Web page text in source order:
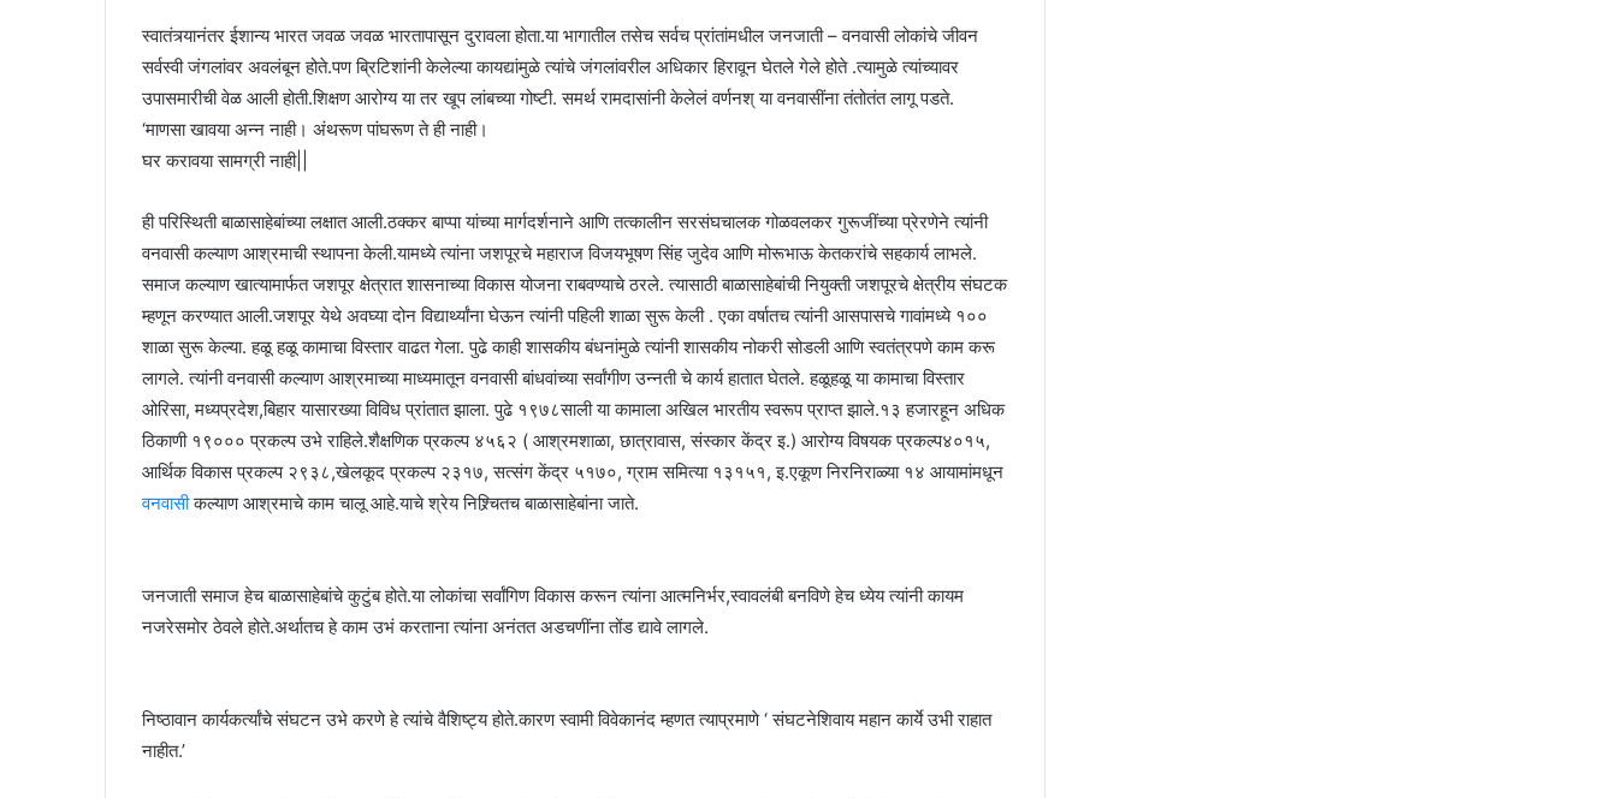
स्वातंत्र्यानंतर ईशान्य भारत जवळ जवळ भारतापासून दुरावला होता.या भागातील तसेच सर्वच प्रांतांमधील जनजाती – वनवासी लोकांचे जीवन
सर्वस्वी जंगलांवर अवलंबून होते.पण ब्रिटिशांनी केलेल्या कायद्यांमुळे त्यांचे जंगलांवरील अधिकार हिरावून घेतले गेले होते .त्यामुळे त्यांच्यावर
उपासमारीची वेळ आली होती.शिक्षण आरोग्य या तर खूप लांबच्या गोष्टी. समर्थ रामदासांनी केलेलं वर्णनश् या वनवासींना तंतोतंत लागू पडते.
‘माणसा खावया अन्न नाही। अंथरूण पांघरूण ते ही नाही।
घर करावया सामग्री नाही||
ही परिस्थिती बाळासाहेबांच्या लक्षात आली.ठक्कर बाप्पा यांच्या मार्गदर्शनाने आणि तत्कालीन सरसंघचालक गोळवलकर गुरूजींच्या प्रेरणेने त्यांनी
वनवासी कल्याण आश्रमाची स्थापना केली.यामध्ये त्यांना जशपूरचे महाराज विजयभूषण सिंह जुदेव आणि मोरूभाऊ केतकरांचे सहकार्य लाभले.
समाज कल्याण खात्यामार्फत जशपूर क्षेत्रात शासनाच्या विकास योजना राबवण्याचे ठरले. त्यासाठी बाळासाहेबांची नियुक्ती जशपूरचे क्षेत्रीय संघटक
म्हणून करण्यात आली.जशपूर येथे अवघ्या दोन विद्यार्थ्यांना घेऊन त्यांनी पहिली शाळा सुरू केली . एका वर्षातच त्यांनी आसपासचे गावांमध्ये १००
शाळा सुरू केल्या. हळू हळू कामाचा विस्तार वाढत गेला. पुढे काही शासकीय बंधनांमुळे त्यांनी शासकीय नोकरी सोडली आणि स्वतंत्रपणे काम करू
लागले. त्यांनी वनवासी कल्याण आश्रमाच्या माध्यमातून वनवासी बांधवांच्या सर्वांगीण उन्नती चे कार्य हातात घेतले. हळूहळू या कामाचा विस्तार
ओरिसा, मध्यप्रदेश,बिहार यासारख्या विविध प्रांतात झाला. पुढे १९७८साली या कामाला अखिल भारतीय स्वरूप प्राप्त झाले.१३ हजारहून अधिक
ठिकाणी १९००० प्रकल्प उभे राहिले.शैक्षणिक प्रकल्प ४५६२ ( आश्रमशाळा, छात्रावास, संस्कार केंद्र इ.) आरोग्य विषयक प्रकल्प४०१५,
आर्थिक विकास प्रकल्प २९३८,खेलकूद प्रकल्प २३१७, सत्संग केंद्र ५१७०, ग्राम समित्या १३१५१, इ.एकूण निरनिराळ्या १४ आयामांमधून
वनवासीकल्याण आश्रमाचे काम चालू आहे.याचे श्रेय निश्र्चितच बाळासाहेबांना जाते.
जनजाती समाज हेच बाळासाहेबांचे कुटुंब होते.या लोकांचा सर्वांगिण विकास करून त्यांना आत्मनिर्भर,स्वावलंबी बनविणे हेच ध्येय त्यांनी कायम
नजरेसमोर ठेवले होते.अर्थातच हे काम उभं करताना त्यांना अनंतत अडचणींना तोंड द्यावे लागले.
निष्ठावान कार्यकर्त्यांचे संघटन उभे करणे हे त्यांचे वैशिष्ट्य होते.कारण स्वामी विवेकानंद म्हणत त्याप्रमाणे ‘ संघटनेशिवाय महान कार्ये उभी राहात
नाहीत.’